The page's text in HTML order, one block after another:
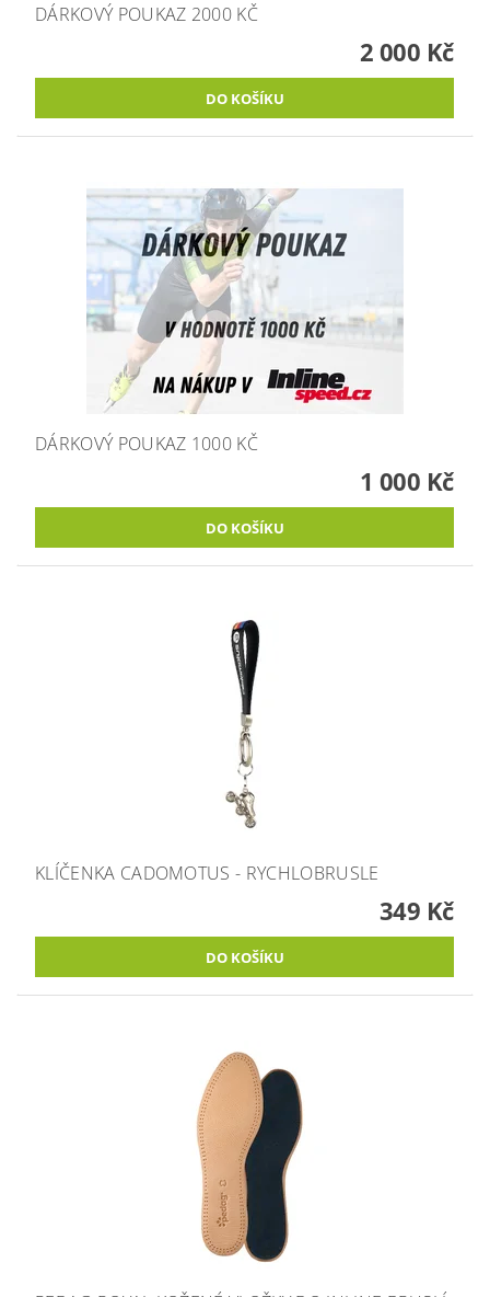
DÁRKOVÝ POUKAZ 2000 KČ
2 000 Kč
DÁRKOVÝ POUKAZ 1000 KČ
1 000 Kč
KLÍČENKA CADOMOTUS - RYCHLOBRUSLE
349 Kč